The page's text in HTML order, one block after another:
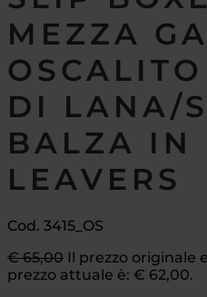
MEZZA
DI LANA/
BALZA IN
LEAVERS
Cod. 3415_OS
€65,00 Il prezzo originale
prezzo attuale è: € 62,00.